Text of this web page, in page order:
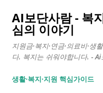
기본
AI보단사람 - 복
심의 이야기
지원금·복지·연금·의료비·생
다. 복지는 쉬워야합니다. -
생활∙복지∙지원 핵심가이드